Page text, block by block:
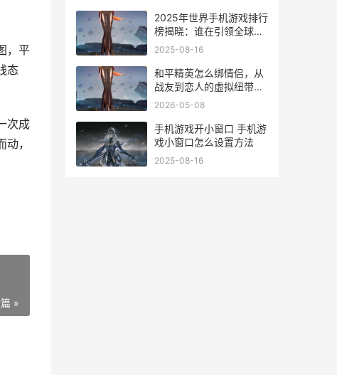
，平
态
次成
，
»
2025年世界手机游戏排行
榜揭晓：谁在引领全球玩
家的心跳 2025年最新手
2025-08-16
和平精英怎么绑情侣，从
战友到恋人的虚拟纽带，
副标题，游戏情缘的绑定
2026-05-08
手机游戏开小窗口 手机游
戏小窗口怎么设置方法
2025-08-16